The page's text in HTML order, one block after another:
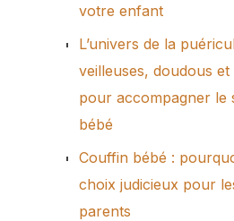
votre enfant
L’univers de la
veilleuses, doudous
pour accompagner le
bébé
Couffin bébé :
choix judicieux pour
parents